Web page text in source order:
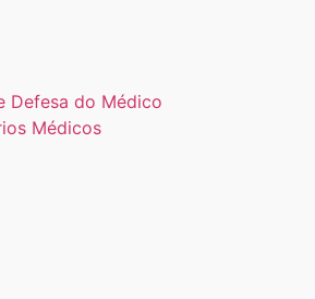
Defesa do Médico
Médicos